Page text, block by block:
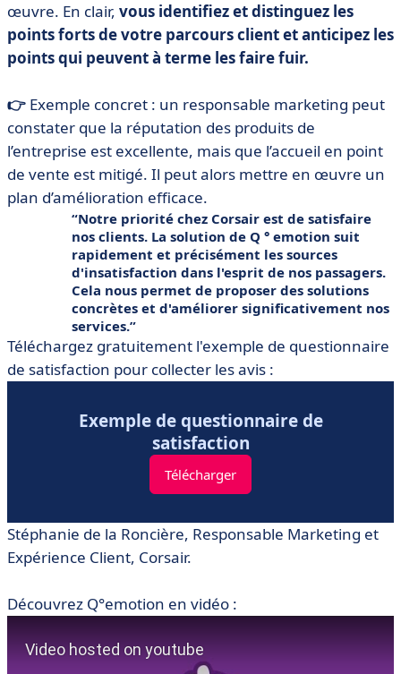
œuvre. En clair, vous identifiez et distinguez les
points forts de votre parcours client et anticipez les
points qui peuvent à terme les faire fuir.
👉 Exemple concret : un responsable marketing peut
constater que la réputation des produits de
l’entreprise est excellente, mais que l’accueil en point
de vente est mitigé. Il peut alors mettre en œuvre un
plan d’amélioration efficace.
Notre priorité chez Corsair est de satisfaire
nos clients. La solution de Q ° emotion suit
rapidement et précisément les sources
d'insatisfaction dans l'esprit de nos passagers.
Cela nous permet de proposer des solutions
concrètes et d'améliorer significativement nos
services.
Téléchargez gratuitement l'exemple de questionnaire
de satisfaction pour collecter les avis :
Exemple de questionnaire de
satisfaction
Télécharger
Stéphanie de la Roncière, Responsable Marketing et
Expérience Client, Corsair.
Découvrez Q°emotion en vidéo :